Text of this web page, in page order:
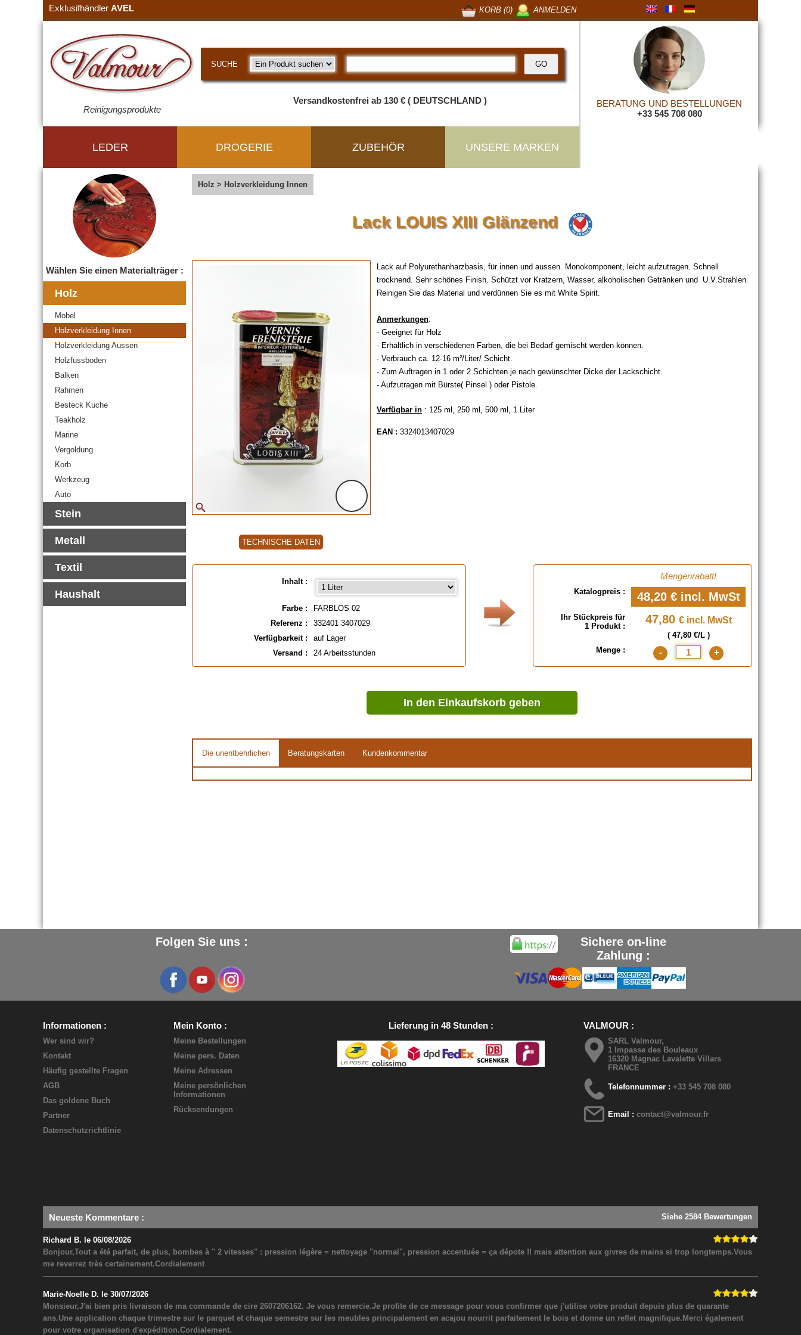
Exklusifhändler AVEL ANMELDEN
KORB (0)
Reinigungsprodukte
SUCHE
Versandkostenfrei ab 130 € ( DEUTSCHLAND )
BERATUNG UND BESTELLUNGEN
+33 545 708 080
LEDER DROGERIE ZUBEHÖR UNSERE MARKEN
Wählen Sie einen Materialträger :
Holz
Mobel
Holzverkleidung Innen
Holzverkleidung Aussen
Holzfussboden
Balken
Rahmen
Besteck Kuche
Teakholz
Marine
Vergoldung
Korb
Werkzeug
Auto
Stein
Metall
Textil
Haushalt
Holz > Holzverkleidung Innen
Lack LOUIS XIII Glänzend
TECHNISCHE DATEN
Lack auf Polyurethanharzbasis, für innen und aussen. Monokomponent, leicht aufzutragen. Schnell
trocknend. Sehr schönes Finish. Schützt vor Kratzern, Wasser, alkoholischen Getränken und U.V.Strahlen.
Reinigen Sie das Material und verdünnen Sie es mit White Spirit.
Anmerkungen:
- Geeignet für Holz
- Erhältlich in verschiedenen Farben, die bei Bedarf gemischt werden können.
- Verbrauch ca. 12-16 m²/Liter/ Schicht.
- Zum Auftragen in 1 oder 2 Schichten je nach gewünschter Dicke der Lackschicht.
- Aufzutragen mit Bürste( Pinsel ) oder Pistole.
Verfügbar in : 125 ml, 250 ml, 500 ml, 1 Liter
EAN : 3324013407029
Inhalt :
Farbe :
FARBLOS 02
Referenz :
332401 3407029
Verfügbarkeit :
auf Lager
Versand :
24 Arbeitsstunden
Mengenrabatt!
Katalogpreis : 48,20 € incl. MwSt
Ihr Stückpreis für
1 Produkt :
47,80 € incl. MwSt
( 47,80 €/L )
Menge :
- +
In den Einkaufskorb geben
Die unentbehrlichen Beratungskarten Kundenkommentar
Folgen Sie uns :
Sichere on-line
Zahlung :
Informationen
Wer sind wir?
Kontakt
Häufig gestellte Fragen
AGB
Das goldene Buch
Partner
Datenschutzrichtlinie
Mein Konto
Meine Bestellungen
Meine pers. Daten
Meine Adressen
Meine persönlichen
Informationen
Rücksendungen
Lieferung in 48 Stunden VALMOUR
SARL Valmour,
1 Impasse des Bouleaux
16320 Magnac Lavalette Villars
FRANCE
Telefonnummer :+33 545 708 080
Email :contact@valmour.fr
Neueste Kommentare : Siehe 2584 Bewertungen
Richard B. le 06/08/2026
Bonjour,Tout a été parfait, de plus, bombes à " 2 vitesses" : pression légère = nettoyage "normal", pression accentuée = ça dépote !! mais attention aux givres de mains si trop longtemps.Vous
me reverrez très certainement.Cordialement
Marie-Noelle D. le 30/07/2026
Monsieur,J'ai bien pris livraison de ma commande de cire 2607206162. Je vous remercie.Je profite de ce message pour vous confirmer que j'utilise votre produit depuis plus de quarante
ans.Une application chaque trimestre sur le parquet et chaque semestre sur les meubles principalement en acajou nourrit parfaitement le bois et donne un reflet magnifique.Merci également
pour votre organisation d'expédition.Cordialement.